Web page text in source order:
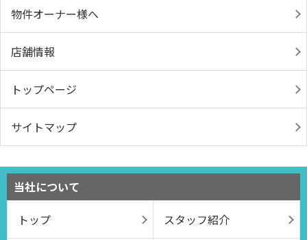
物件オーナー様へ
店舗情報
トップページ
サイトマップ
当社について
トップ
スタッフ紹介